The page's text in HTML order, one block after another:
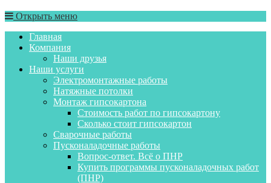
Открыть меню
Главная
Компания
Наши друзья
Наши услуги
Электромонтажные работы
Натяжные потолки
Монтаж гипсокартона
Стоимость работ по гипсокартону
Сколько стоит гипсокартон
Сварочные работы
Пусконаладочные работы
Вопрос-ответ. Всё о ПНР
Купить программы пусконаладочных работ
(ПНР)